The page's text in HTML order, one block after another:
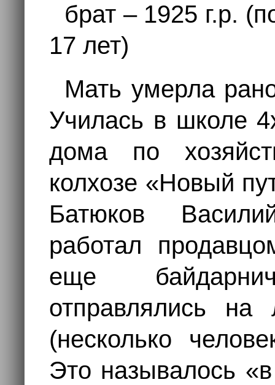
брат – 1925 г.р.
17 лет)
Мать умерла
Училась в школе
дома по
колхозе «Новый
Батюков
работал
еще
отправлялись
(несколько
Это называлось